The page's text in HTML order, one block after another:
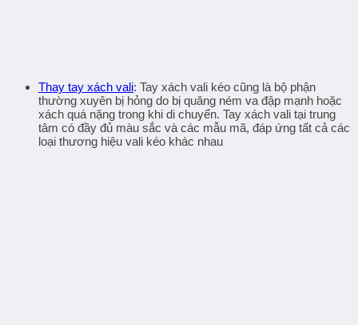
Thay tay xách vali: Tay xách vali kéo cũng là bộ phận
thường xuyên bị hỏng do bị quăng ném va đập mạnh hoặc
xách quá nặng trong khi di chuyển. Tay xách vali tại trung
tâm có đầy đủ màu sắc và các mẫu mã, đáp ứng tất cả các
loại thương hiệu vali kéo khác nhau